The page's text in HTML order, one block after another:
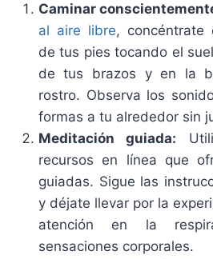
Caminar
al aire libre, concéntrate
de tus pies tocando el
de tus brazos y en la
rostro. Observa los
formas a tu alrededor sin
Meditación guiada:
recursos en línea que
guiadas. Sigue las
y déjate llevar por la
atención en la
sensaciones corporales.